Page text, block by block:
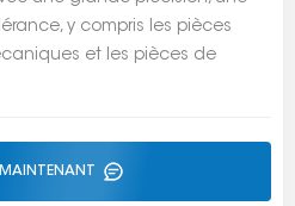
y compris les pièces
et les pièces de